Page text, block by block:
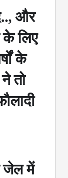
, और
के लिए
के
तो
जेल में